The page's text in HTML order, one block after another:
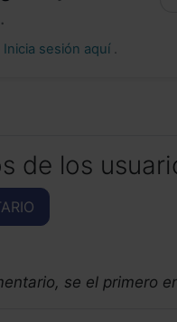
Inicia sesión aquí .
de los
se el primero